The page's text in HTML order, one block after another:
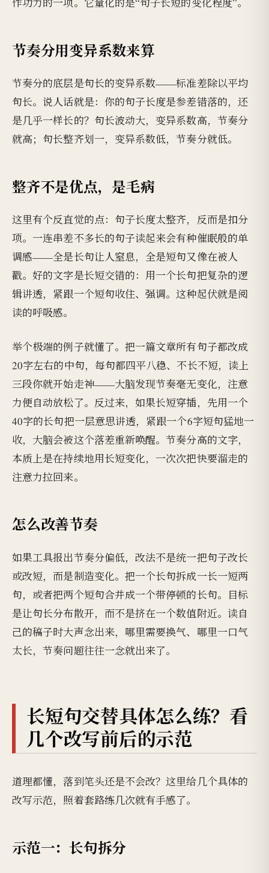
节奏分用变异系数来算
节奏分的底层是句长的变异系数——标准差除以平均
句长。说人话就是：你的句子长度是参差错落的，还
是几乎一样长的？句长波动大，变异系数高，节奏分
就高；句长整齐划一，变异系数低，节奏分就低。
整齐不是优点，是毛病
这里有个反直觉的点：句子长度太整齐，反而是扣分
项。一连串差不多长的句子读起来会有种催眠般的单
调感——全是长句让人窒息，全是短句又像在被人
戳。好的文字是长短交错的：用一个长句把复杂的逻
辑讲透，紧跟一个短句收住、强调。这种起伏就是阅
读的呼吸感。
举个极端的例子就懂了。把一篇文章所有句子都改成
20字左右的中句，每句都四平八稳、不长不短，读上
三段你就开始走神——大脑发现节奏毫无变化，注意
力便自动放松了。反过来，如果长短穿插，先用一个
40字的长句把一层意思讲透，紧跟一个6字短句猛地一
收，大脑会被这个落差重新唤醒。节奏分高的文字，
本质上是在持续地用长短变化，一次次把快要溜走的
注意力拉回来。
怎么改善节奏
如果工具报出节奏分偏低，改法不是统一把句子改长
或改短，而是制造变化。把一个长句拆成一长一短两
句，或者把两个短句合并成一个带停顿的长句。目标
是让句长分布散开，而不是挤在一个数值附近。读自
己的稿子时大声念出来，哪里需要换气、哪里一口气
太长，节奏问题往往一念就出来了。
长短句交替具体怎么练？看
几个改写前后的示范
道理都懂，落到笔头还是不会改？这里给几个具体的
改写示范，照着套路练几次就有手感了。
示范一：长句拆分